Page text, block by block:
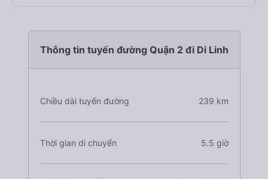
Thông tin tuyến đường Quận 2 đi Di Linh
Chiều dài tuyến đường 239 km
Thời gian di chuyển 5.5 giờ